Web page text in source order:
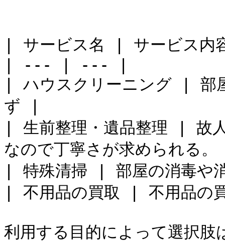
| サービス名 | サービス
| --- | --- |
| ハウスクリーニング | 部
ず |
| 生前整理・遺品整理 | 故
なので丁寧さが求められる
| 特殊清掃 | 部屋の消毒や
| 不用品の買取 | 不用品の
利用する目的によって選択